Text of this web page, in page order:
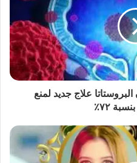
علاج جديد لمنع
٧٢٪